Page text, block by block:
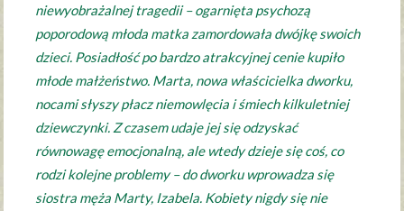
niewyobrażalnej tragedii – ogarnięta psychozą
poporodową młoda matka zamordowała dwójkę swoich
dzieci. Posiadłość po bardzo atrakcyjnej cenie kupiło
młode małżeństwo. Marta, nowa właścicielka dworku,
nocami słyszy płacz niemowlęcia i śmiech kilkuletniej
dziewczynki. Z czasem udaje jej się odzyskać
równowagę emocjonalną, ale wtedy dzieje się coś, co
rodzi kolejne problemy – do dworku wprowadza się
siostra męża Marty, Izabela. Kobiety nigdy się nie